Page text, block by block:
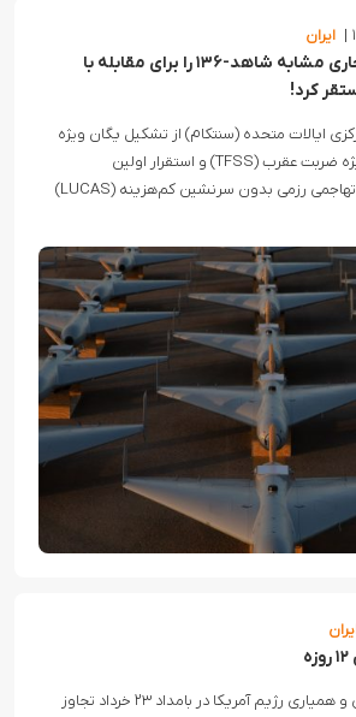
ایران
آمریکا پهپادهای انتحاری مشابه شاهد-۱۳۶ را برای مقابله با
کرد!
ایالات متحده (سنتکام) از تشکیل یگان ویژه
جدید با عنوان نیروی ویژه ضربت عقرب (TFSS) و استقرار اولین
اسکادران از سیستمهای تهاجمی رزمی بدون سرنشین کم‌هزینه (LUCAS)
رژیم صهیونی با همکاری و همیاری رژیم آمریکا در بامداد ۲۳ خرداد تجاوز